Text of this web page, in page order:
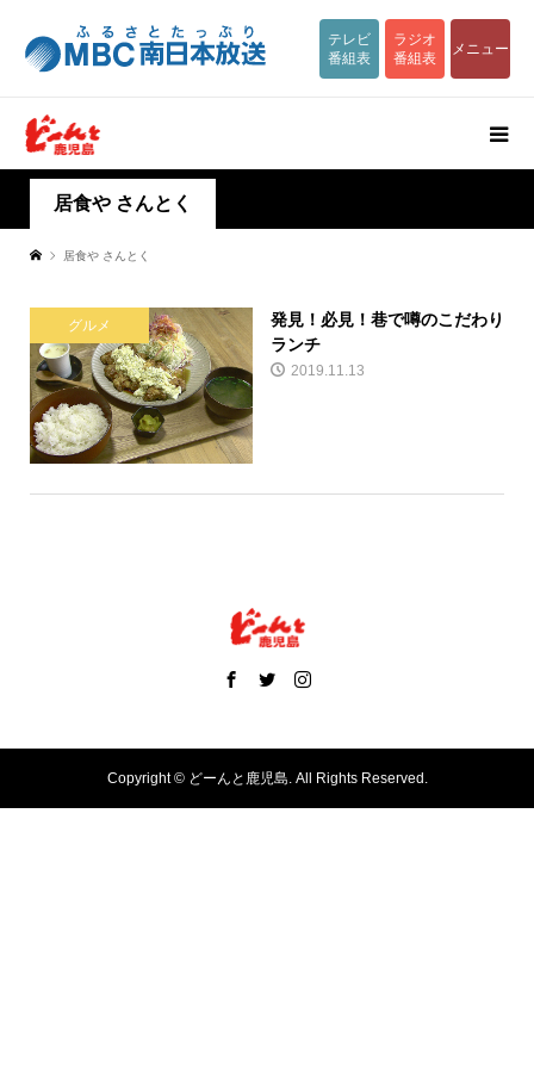
テレビ
番組表
ラジオ
番組表
メニュー
居食や さんとく
居食や さんとく
グルメ
発見！必見！巷で噂のこだわり
ランチ
2019.11.13
Copyright ©どーんと鹿児島. All Rights Reserved.